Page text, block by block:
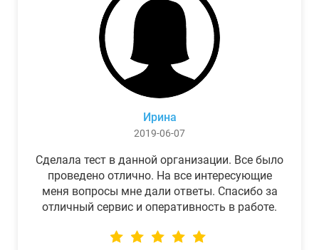
Ирина
2019-06-07
Сделала тест в данной организации. Все было
проведено отлично. На все интересующие
меня вопросы мне дали ответы. Спасибо за
отличный сервис и оперативность в работе.